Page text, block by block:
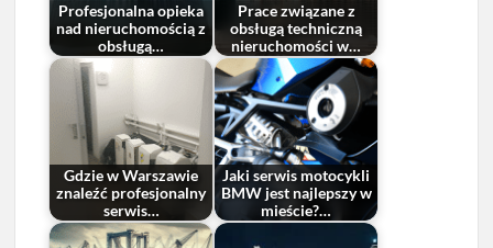
Profesjonalna opieka
nad nieruchomością z
obsługą…
Prace związane z
obsługą techniczną
nieruchomości w…
Gdzie w Warszawie
znaleźć profesjonalny
serwis…
Jaki serwis motocykli
BMW jest najlepszy w
mieście?…